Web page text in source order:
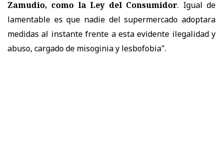
Zamudio, como la Ley del Consumidor. Igual de
lamentable es que nadie del supermercado adoptara
medidas al instante frente a esta evidente ilegalidad y
abuso, cargado de misoginia y lesbofobia".